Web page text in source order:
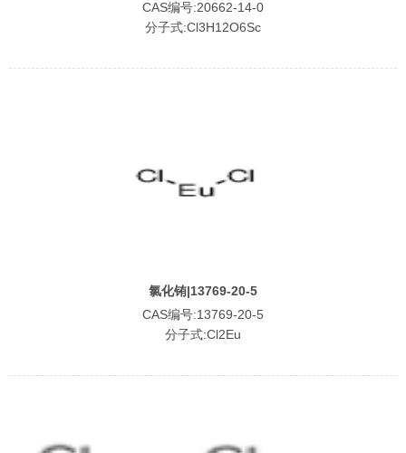
CAS编号:20662-14-0
分子式:Cl3H12O6Sc
氯化铕|13769-20-5
CAS编号:13769-20-5
分子式:Cl2Eu